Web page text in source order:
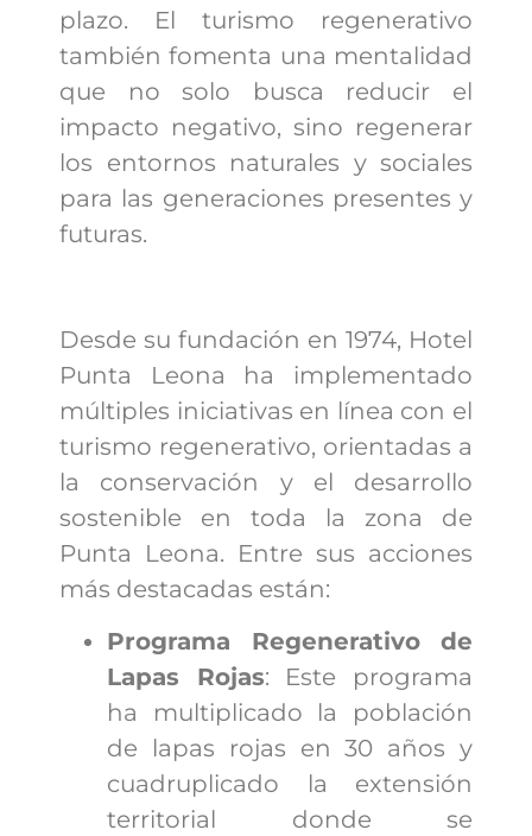
plazo. El turismo regenerativo
también fomenta una mentalidad
que no solo busca reducir el
impacto negativo, sino regenerar
los entornos naturales y sociales
para las generaciones presentes y
futuras.
Desde su fundación en 1974, Hotel
Punta Leona ha implementado
múltiples iniciativas en línea con el
turismo regenerativo, orientadas a
la conservación y el desarrollo
sostenible en toda la zona de
Punta Leona. Entre sus acciones
más destacadas están:
Programa Regenerativo de
Lapas Rojas: Este programa
ha multiplicado la población
de lapas rojas en 30 años y
cuadruplicado la extensión
territorial donde se